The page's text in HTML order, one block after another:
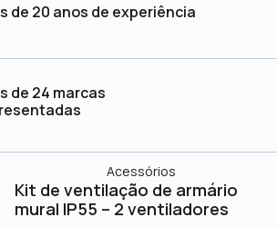
de 20 anos de experiência
de 24 marcas
Acessórios
Kit de ventilação de armário
mural IP55 – 2 ventiladores